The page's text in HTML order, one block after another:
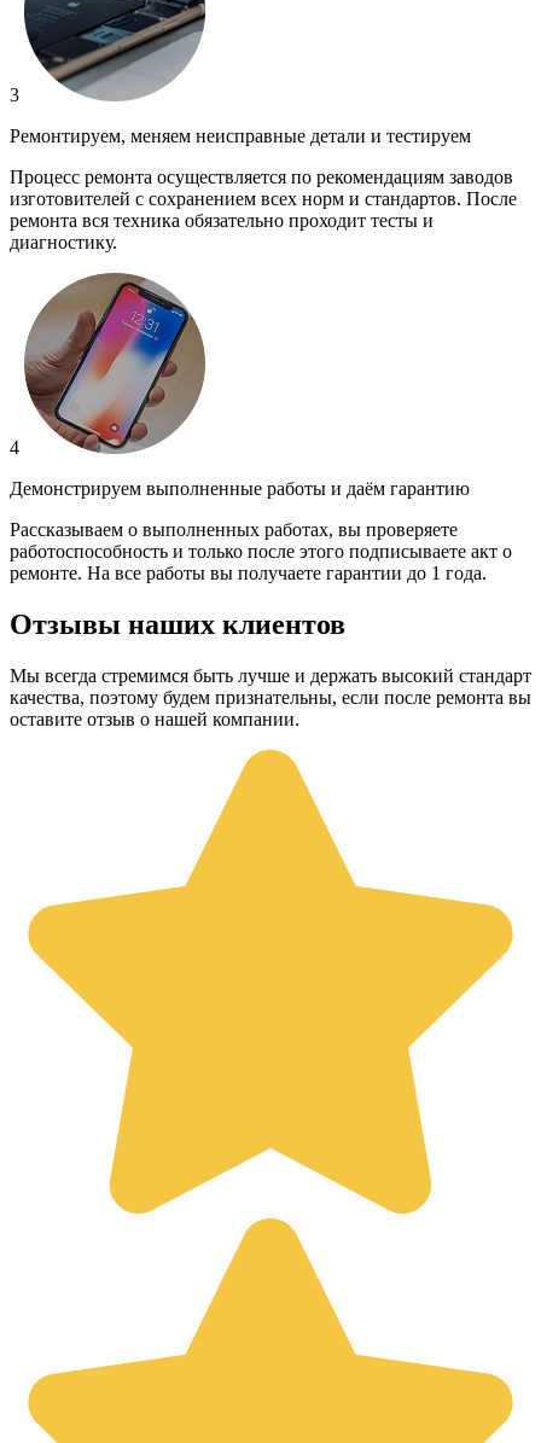
3
Ремонтируем, меняем неисправные детали и тестируем
Процесс ремонта осуществляется по рекомендациям заводов
изготовителей с сохранением всех норм и стандартов. После
ремонта вся техника обязательно проходит тесты и
диагностику.
4
Демонстрируем выполненные работы и даём гарантию
Рассказываем о выполненных работах, вы проверяете
работоспособность и только после этого подписываете акт о
ремонте. На все работы вы получаете гарантии до 1 года.
Отзывы наших клиентов
Мы всегда стремимся быть лучше и держать высокий стандарт
качества, поэтому будем признательны, если после ремонта вы
оставите отзыв о нашей компании.